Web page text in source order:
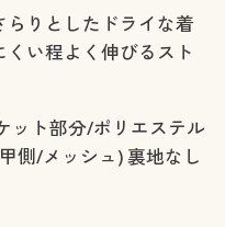
りとしたドライな着
い程よく伸びるスト
ット部分/ポリエステル
側/メッシュ) 裏地なし